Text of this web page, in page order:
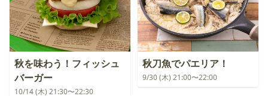
秋を味わう！フィッシュ
バーガー
10/14 (木) 21:30〜22:30
秋刀魚でパエリア！
9/30 (木) 21:00〜22:00